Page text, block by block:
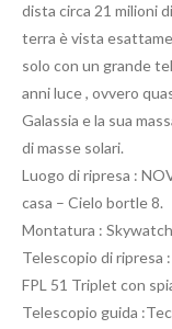
dista circa 21 milioni
terra è vista
solo con un grande
anni luce , ovvero
Galassia e la sua
di masse solari.
Luogo di ripresa :
casa – Cielo bortle 8.
Montatura :
Telescopio di ripresa
FPL 51 Triplet con
Telescopio guida